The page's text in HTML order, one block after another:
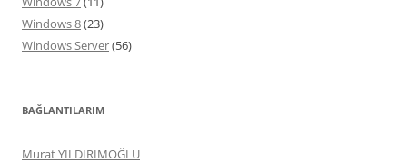
Windows 8(23)
Windows Server(56)
BAĞLANTILARIM
Murat YILDIRIMOĞLU